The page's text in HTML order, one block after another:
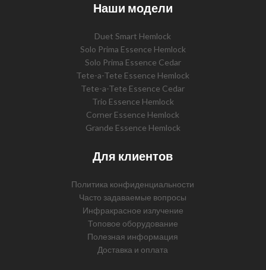
Наши модели
Duet Smart Hemlock
Solo Prima Essence Hemlock
Solo Prima Essence Cedar
Tete-a-Tete Essence Hemlock
Tete-a-Tete Essence Cedar
Trio Essence Hemlock
Corner Essence Hemlock
Grande Essence Hemlock
Для клиентов
Политика конфиденциальности
Часто задаваемые вопросы
Инфракрасное излучение
Топовое оборудование
Полезная информация
Доставка и оплата